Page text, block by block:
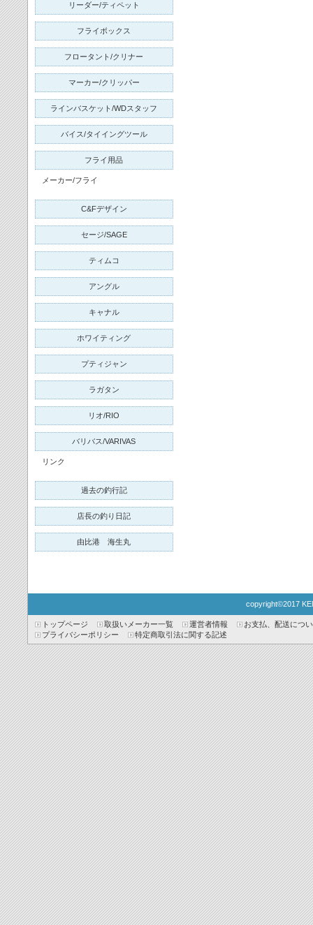
リーダー/ティペット
フライボックス
フロータント/クリナー
マーカー/クリッパー
ラインバスケット/WDスタッフ
バイス/タイイングツール
フライ用品
メーカー/フライ
C&Fデザイン
セージ/SAGE
ティムコ
アングル
キャナル
ホワイティング
プティジャン
ラガタン
リオ/RIO
バリバス/VARIVAS
リンク
過去の釣行記
店長の釣り日記
由比港 海生丸
copyright©2017
トップページ 取扱いメーカー一覧 運営者情報
お支払、配送につ
プライバシーポリシー
特定商取引法に関する記述